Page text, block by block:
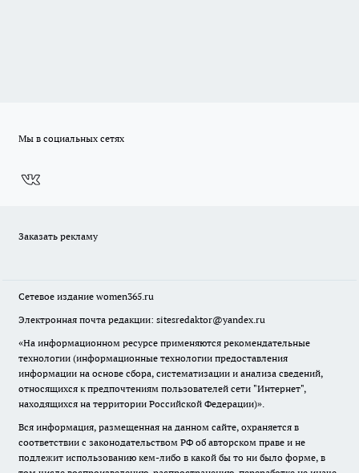
Мы в социальных сетях
Заказать рекламу
Сетевое издание women365.ru
Электронная почта редакции: sitesredaktor@yandex.ru
«На информационном ресурсе применяются рекомендательные
технологии (информационные технологии предоставления
информации на основе сбора, систематизации и анализа сведений,
относящихся к предпочтениям пользователей сети "Интернет",
находящихся на территории Российской Федерации)».
Вся информация, размещенная на данном сайте, охраняется в
соответствии с законодательством РФ об авторском праве и не
подлежит использованию кем-либо в какой бы то ни было форме, в